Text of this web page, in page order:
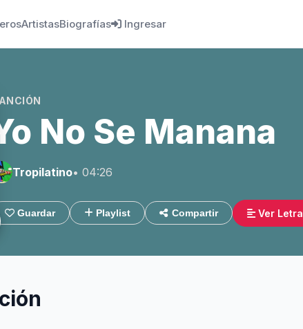
ArtistasBiografías Ingresar
No Se Manana
Tropilatino• 04:26
Guardar Playlist Compartir Ver Letra